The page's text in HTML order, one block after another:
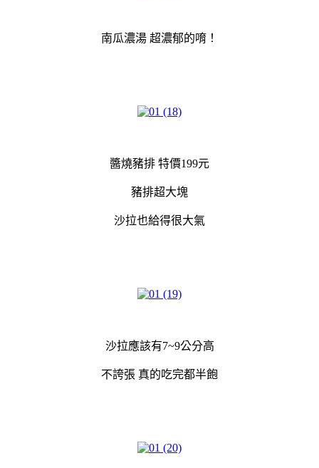
南瓜濃湯 超濃郁的唷！
醬燒豬排 特價199元
豬排超大塊
沙拉也給得很大氣
沙拉應該有7~9公分高
不誇張 真的吃完都半飽